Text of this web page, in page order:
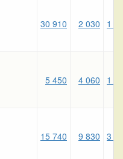
30 910 2 030 1
5 450 4 060 1
15 740 9 830 3